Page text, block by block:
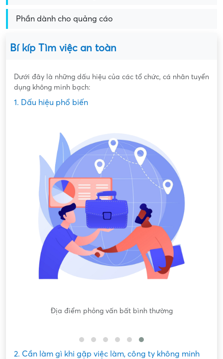
Phần dành cho quảng cáo
Bí kíp Tìm việc an toàn
Dưới đây là những dấu hiệu của các tổ chức, cá nhân tuyển
dụng không minh bạch:
1. Dấu hiệu phổ biến
Địa điểm phỏng vấn bất bình thường
2. Cần làm gì khi gặp việc làm, công ty không minh